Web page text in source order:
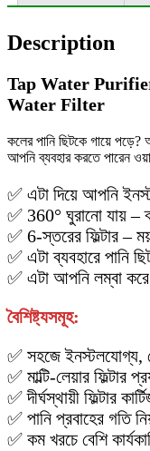
Description
Tap Water
Water Filter
কলের পানি ছিটকে গায়ে পড়ে?
আপনি ব্যবহার করতে পারেন
✅ এটা দিয়ে আপনি
✅ 360° ঘুরানো যায় –
✅ 6-স্তরের ফিল্টার –
✅ এটা ব্যবহারে পানি
✅ এটা আপনি লম্বা করে
বৈশিষ্ট্যসমূহ:
✅ সহজে ইনস্টলযোগ্য,
✅ মাল্টি-লেয়ার ফিল্টার
✅ দীর্ঘস্থায়ী ফিল্টার
✅ পানি প্রবাহের গতি
✅ কম খরচে বেশি